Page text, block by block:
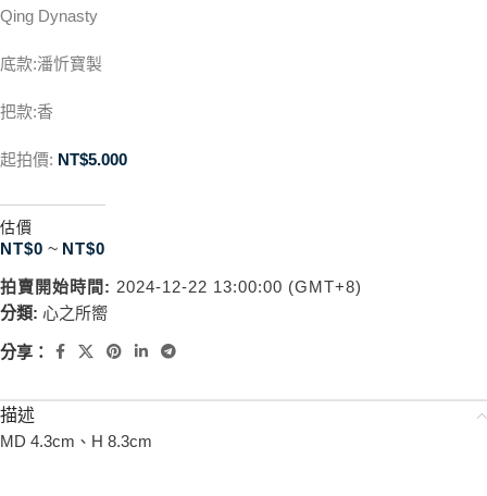
Qing Dynasty
底款:潘忻寶製
把款:香
起拍價: NT$5.000
估價
NT$0 ~ NT$0
拍賣開始時間: 2024-12-22 13:00:00 (GMT+8)
分類: 心之所嚮
分享：
描述
MD 4.3cm、H 8.3cm